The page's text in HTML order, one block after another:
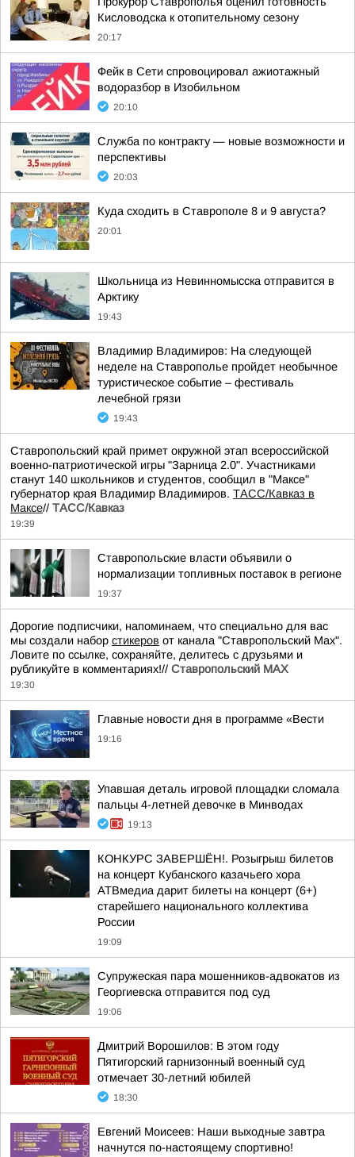
Кисловодска к отопительному сезону
20:17
Фейк в Сети спровоцировал ажиотажный
водоразбор в Изобильном
20:10
Служба по контракту — новые возможности и
перспективы
20:03
Куда сходить в Ставрополе 8 и 9 августа?
20:01
Школьница из Невинномысска отправится в
Арктику
19:43
Владимир Владимиров: На следующей
неделе на Ставрополье пройдет необычное
туристическое событие – фестиваль
лечебной грязи
19:43
Ставропольский край примет окружной этап всероссийской
военно-патриотической игры "Зарница 2.0". Участниками
станут 140 школьников и студентов, сообщил в "Максе"
губернатор края Владимир Владимиров. ТАСС/Кавказ в
Максе// ТАСС/Кавказ
19:39
Ставропольские власти объявили о
нормализации топливных поставок в регионе
19:37
Дорогие подписчики, напоминаем, что специально для вас
мы создали набор стикеров от канала "Ставропольский Max".
Ловите по ссылке, сохраняйте, делитесь с друзьями и
рубликуйте в комментариях!// Ставропольский MAX
19:30
Главные новости дня в программе «Вести
19:16
Упавшая деталь игровой площадки сломала
пальцы 4-летней девочке в Минводах
19:13
КОНКУРС ЗАВЕРШЁН!. Розыгрыш билетов
на концерт Кубанского казачьего хора
АТВмедиа дарит билеты на концерт (6+)
старейшего национального коллектива
России
19:09
Супружеская пара мошенников-адвокатов из
Георгиевска отправится под суд
19:06
Дмитрий Ворошилов: В этом году
Пятигорский гарнизонный военный суд
отмечает 30-летний юбилей
18:30
Евгений Моисеев: Наши выходные завтра
начнутся по-настоящему спортивно!